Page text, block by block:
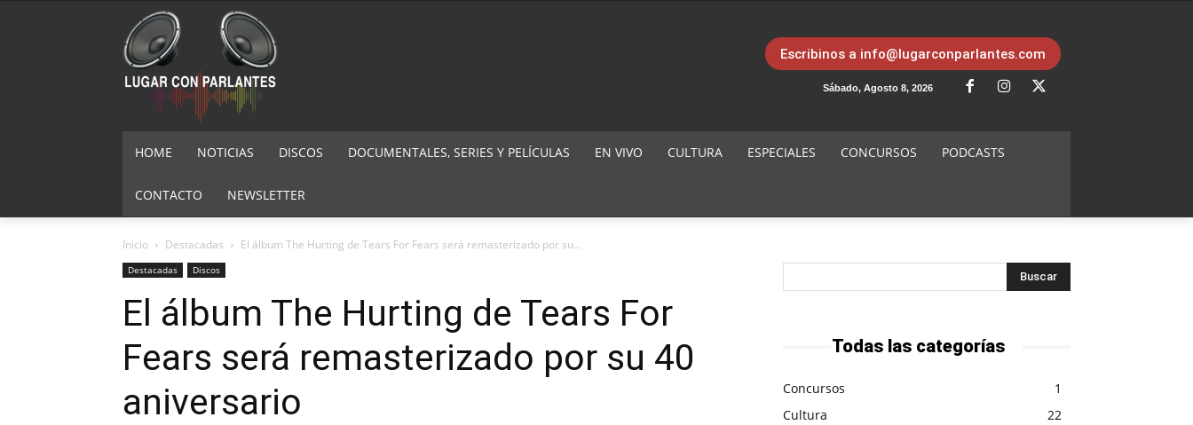
Escribinos a info@lugarconparlantes.com
Sábado, Agosto 8, 2026
HOME NOTICIAS DISCOS DOCUMENTALES, SERIES Y PELÍCULAS EN VIVO CULTURA ESPECIALES CONCURSOS PODCASTS
CONTACTO NEWSLETTER
Inicio Destacadas El álbum The Hurting de Tears For Fears será remasterizado por su...
Destacadas Discos
El álbum The Hurting de Tears For
Fears será remasterizado por su 40
aniversario
Todas las categorías
Concursos
1
Cultura
22